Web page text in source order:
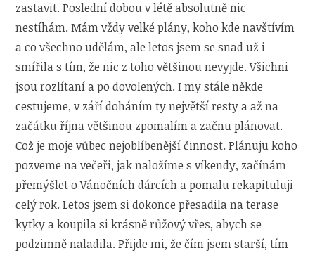
zastavit. Poslední dobou v létě absolutně nic
nestíhám. Mám vždy velké plány, koho kde navštívím
a co všechno udělám, ale letos jsem se snad už i
smířila s tím, že nic z toho většinou nevyjde. Všichni
jsou rozlítaní a po dovolených. I my stále někde
cestujeme, v září doháním ty největší resty a až na
začátku října většinou zpomalím a začnu plánovat.
Což je moje vůbec nejoblíbenější činnost. Plánuju koho
pozveme na večeři, jak naložíme s víkendy, začínám
přemýšlet o Vánočních dárcích a pomalu rekapituluji
celý rok. Letos jsem si dokonce přesadila na terase
kytky a koupila si krásně růžový vřes, abych se
podzimně naladila. Přijde mi, že čím jsem starší, tím